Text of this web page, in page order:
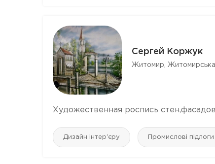
Сергей Коржук
Житомир, Житомирська
Художественная роспись
Дизайн інтер'єру Промислові підлоги